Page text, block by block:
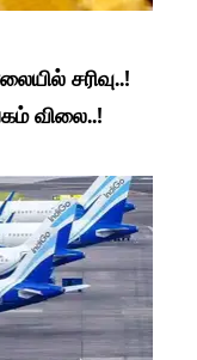
சரிவு..!
விலை..!